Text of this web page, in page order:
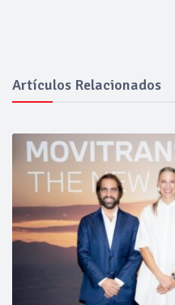
Artículos Relacionados